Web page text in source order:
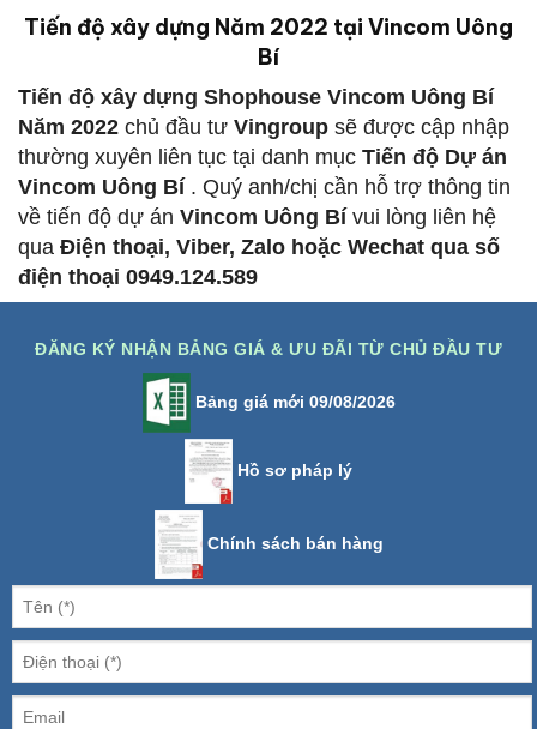
Tiến độ xây dựng Năm 2022 tại Vincom Uông
Bí
Tiến độ xây dựng Shophouse Vincom Uông Bí
Năm 2022 chủ đầu tư Vingroup sẽ được cập nhập
thường xuyên liên tục tại danh mục Tiến độ Dự án
Vincom Uông Bí. Quý anh/chị cần hỗ trợ thông tin
về tiến độ dự án Vincom Uông Bí vui lòng liên hệ
qua Điện thoại, Viber, Zalo hoặc Wechat qua số
điện thoại 0949.124.589
ĐĂNG KÝ NHẬN BẢNG GIÁ & ƯU ĐÃI TỪ CHỦ ĐẦU TƯ
Bảng giá mới 09/08/2026
Hồ sơ pháp lý
Chính sách bán hàng